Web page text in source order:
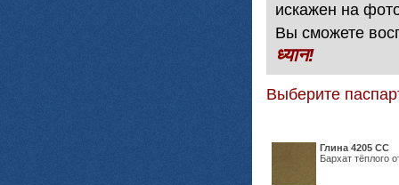
искажен на
Вы сможете
ध्यान!
Выберите
Глина 4205 СС
Бархат тёплого